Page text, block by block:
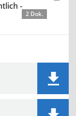
-
2 Dok.